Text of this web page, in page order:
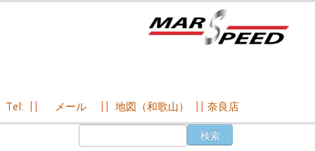
Tel: メール 地図（和歌山） 奈良店